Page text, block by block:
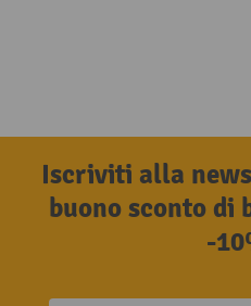
Iscriviti alla
buono sconto di
-